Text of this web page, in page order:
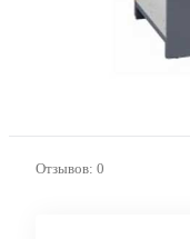
Отзывов: 0